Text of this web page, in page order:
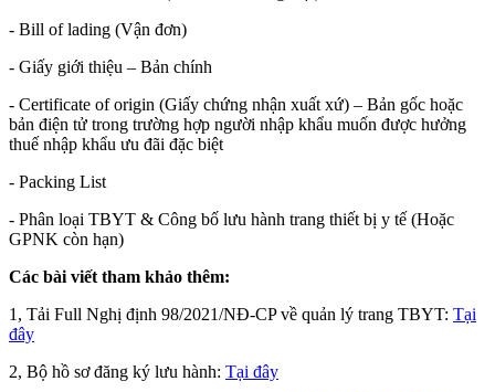
- Bill of lading (Vận đơn)
- Giấy giới thiệu – Bản chính
- Certificate of origin (Giấy chứng nhận xuất xứ) – Bản gốc hoặc
bản điện tử trong trường hợp người nhập khẩu muốn được hưởng
thuế nhập khẩu ưu đãi đặc biệt
- Packing List
- Phân loại TBYT & Công bố lưu hành trang thiết bị y tế (Hoặc
GPNK còn hạn)
Các bài viết tham khảo thêm:
1, Tải Full Nghị định 98/2021/NĐ-CP về quản lý trang TBYT: Tại
đây
2, Bộ hồ sơ đăng ký lưu hành: Tại đây